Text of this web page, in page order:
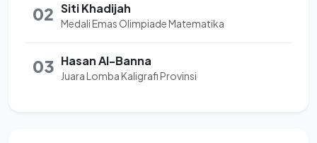
02 Siti Khadijah
Medali Emas Olimpiade Matematika
03 Hasan Al-Banna
Juara Lomba Kaligrafi Provinsi